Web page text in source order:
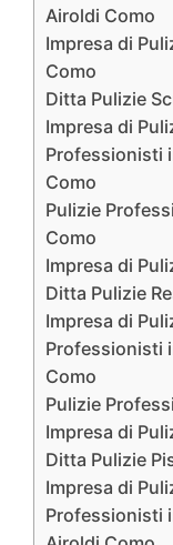
Airoldi Como
Impresa di
Como
Ditta Pulizie
Impresa di
Professionisti
Como
Pulizie
Como
Impresa di
Ditta Pulizie
Impresa di
Professionisti
Como
Pulizie
Impresa di
Ditta Pulizie
Impresa di
Professionisti